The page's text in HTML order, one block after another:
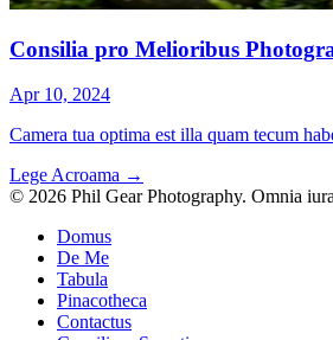
Consilia pro Melioribus
Apr 10, 2024
Camera tua optima est illa quam tecum
Lege Acroama →
© 2026 Phil Gear Photography. Omnia
Domus
De Me
Tabula
Pinacotheca
Contactus